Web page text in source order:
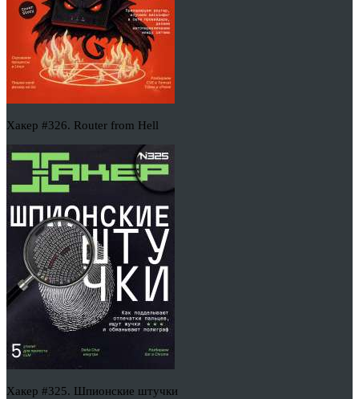
Хакер #326. Router from Hell
Хакер #325. Шпионские штучки